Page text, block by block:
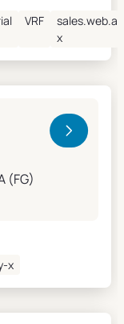
VRF
x
(FG)
x